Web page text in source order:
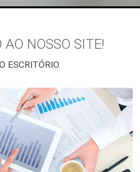
NOSSO SITE!
ESCRITÓRIO